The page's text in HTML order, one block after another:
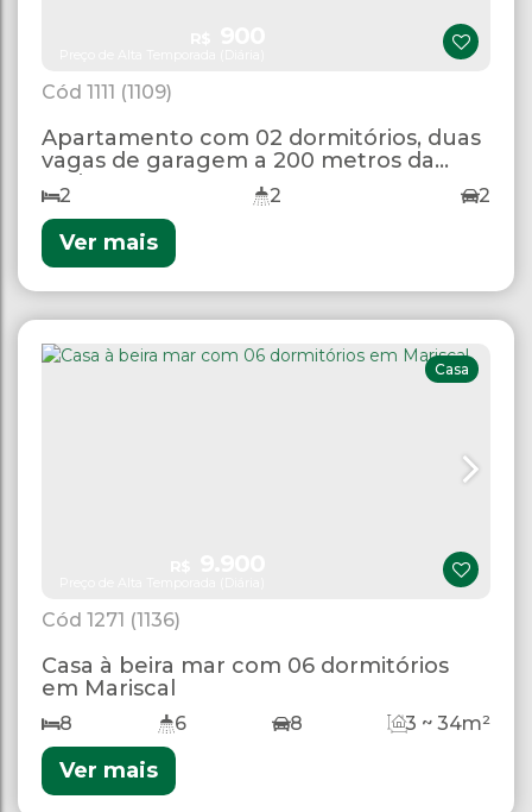
1111 (1109)
Apartamento com 02 dormitórios, duas
vagas de garagem a 200 metros da
praia.
2 2 2
Ver mais
1271 (1136)
Casa
Casa à beira mar com 06 dormitórios
em Mariscal
8 6 3 ~ 34m²
8
Ver mais